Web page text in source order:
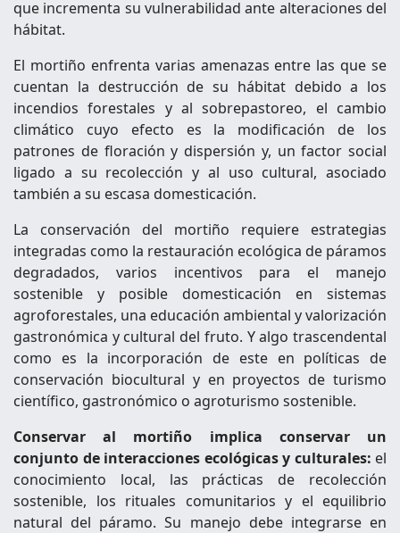
que incrementa su vulnerabilidad ante alteraciones del
hábitat.
El mortiño enfrenta varias amenazas entre las que se
cuentan la destrucción de su hábitat debido a los
incendios forestales y al sobrepastoreo, el cambio
climático cuyo efecto es la modificación de los
patrones de floración y dispersión y, un factor social
ligado a su recolección y al uso cultural, asociado
también a su escasa domesticación.
La conservación del mortiño requiere estrategias
integradas como la restauración ecológica de páramos
degradados, varios incentivos para el manejo
sostenible y posible domesticación en sistemas
agroforestales, una educación ambiental y valorización
gastronómica y cultural del fruto. Y algo trascendental
como es la incorporación de este en políticas de
conservación biocultural y en proyectos de turismo
científico, gastronómico o agroturismo sostenible.
Conservar al mortiño implica conservar un
conjunto de interacciones ecológicas y culturales: el
conocimiento local, las prácticas de recolección
sostenible, los rituales comunitarios y el equilibrio
natural del páramo. Su manejo debe integrarse en